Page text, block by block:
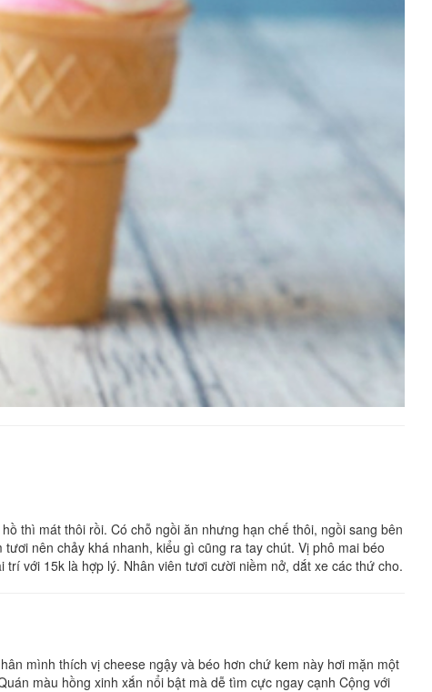
thì mát thôi rồi. Có chỗ ngồi ăn nhưng hạn chế thôi, ngồi sang bên
nên chảy khá nhanh, kiểu gì cũng ra tay chút. Vị phô mai béo
với 15k là hợp lý. Nhân viên tươi cười niềm nở, dắt xe các thứ cho.
mình thích vị cheese ngậy và béo hơn chứ kem này hơi mặn một
màu hồng xinh xắn nổi bật mà dễ tìm cực ngay cạnh Cộng với